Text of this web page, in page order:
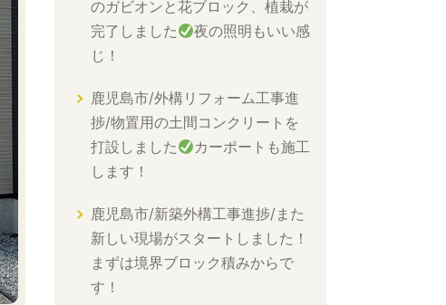
のガビオンと花ブロック、植栽が
完了しました
夜の照明もいい感
じ！
鹿児島市/外構リフォーム工事進
捗/物置用の土間コンクリートを
打設しました
カーポートも施工
します！
鹿児島市/新築外構工事進捗/また
新しい現場がスタートしました！
まずは境界ブロック積みからで
す！